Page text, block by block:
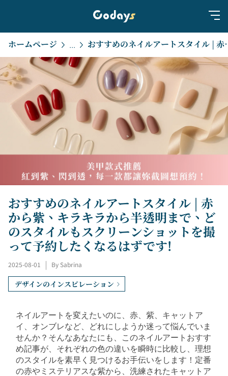
ホームページ ... おすすめのネイルアートスタイ
おすすめのネイルアートスタイル | 赤
から紫、キラキラから半透明まで、ど
のスタイルもスクリーンショットを撮
って予約したくなるはずです!
2025-08-01 By Sabrina
デザインのインスピレーション
ネイルアートを変えたいのに、赤、紫、キャットア
イ、オンブレなど、どれにしようか迷って悩んでいま
せんか？そんなあなたにも、このネイルアートおすす
め記事が、それぞれの色の違いを瞬時に比較し、理想
のスタイルを素早く見つけるお手伝いをします！定番
の赤やミステリアスな紫から、洗練されたキャットア